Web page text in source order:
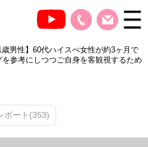
歳男性】60代ハイスぺ女性が約3ヶ月で
参考にしつつご自身を客観視するため
ポート(353)